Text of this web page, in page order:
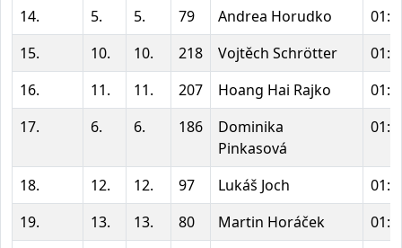
14.
5. 5. 79 Andrea Horudko
15.
10. 10. 218 Vojtěch Schrötter
16.
11. 11. 207 Hoang Hai Rajko
17.
6. 6. 186
Dominika
Pinkasová
18. 12. 12. 97 Lukáš Joch
19.
13. 13. 80 Martin Horáček